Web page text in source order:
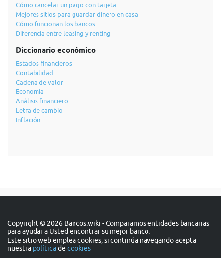
Cómo cancelar un pago con tarjeta
Mejores sitios para guardar dinero en casa
Cómo funcionan los bancos
Diferencia entre leasing y renting
Diccionario económico
Estados financieros
Contabilidad
Cadena de valor
Economía
Análisis financiero
Letra de cambio
Inflación
Copyright © 2026 Bancos.wiki - Comparamos entidades bancarias
para ayudar a Usted encontrar su mejor banco.
Este sitio web emplea cookies, si continúa navegando acepta
nuestra políticade cookies